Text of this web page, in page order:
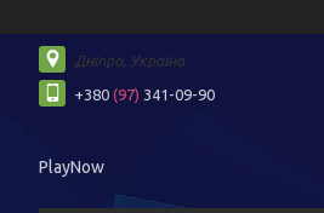
Дніпро, Україна
+380 (97) 341-09-90
PlayNow